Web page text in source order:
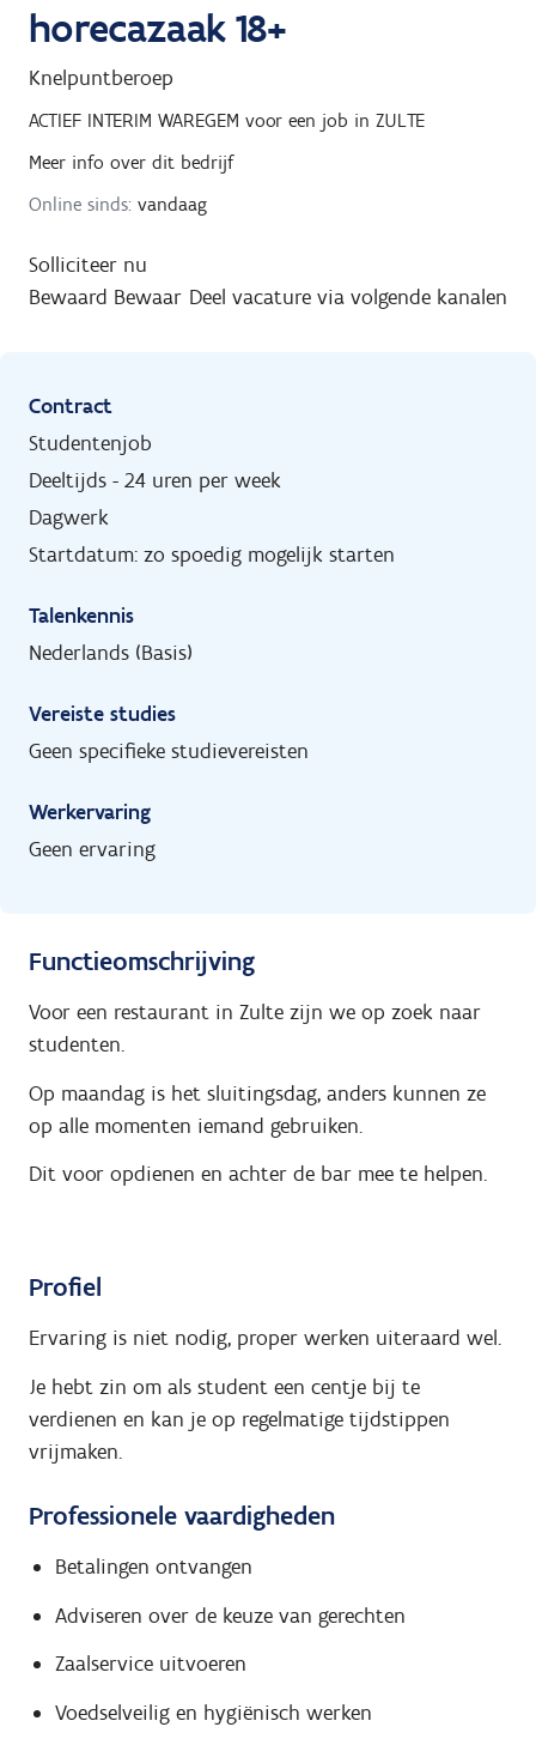
horecazaak 18+
Knelpuntberoep
ACTIEF INTERIM WAREGEM voor een job in ZULTE
Meer info over dit bedrijf
Online sinds: vandaag
Solliciteer nu
Bewaard Bewaar Deel vacature via volgende kanalen
Contract
Studentenjob
Deeltijds - 24 uren per week
Dagwerk
Startdatum: zo spoedig mogelijk starten
Talenkennis
Nederlands (Basis)
Vereiste studies
Geen specifieke studievereisten
Werkervaring
Geen ervaring
Functieomschrijving
Voor een restaurant in Zulte zijn we op zoek naar
studenten.
Op maandag is het sluitingsdag, anders kunnen ze
op alle momenten iemand gebruiken.
Dit voor opdienen en achter de bar mee te helpen.
Profiel
Ervaring is niet nodig, proper werken uiteraard wel.
Je hebt zin om als student een centje bij te
verdienen en kan je op regelmatige tijdstippen
vrijmaken.
Professionele vaardigheden
Betalingen ontvangen
Adviseren over de keuze van gerechten
Zaalservice uitvoeren
Voedselveilig en hygiënisch werken